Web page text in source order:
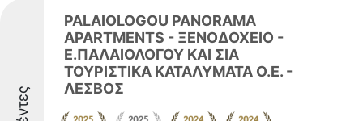
PALAIOLOGOU PANORAMA
APARTMENTS - ΞΕΝΟΔΟΧΕΙΟ -
Ε.ΠΑΛΑΙΟΛΟΓΟΥ ΚΑΙ ΣΙΑ
ΤΟΥΡΙΣΤΙΚΑ ΚΑΤΑΛΥΜΑΤΑ Ο.Ε. -
ΛΕΣΒΟΣ